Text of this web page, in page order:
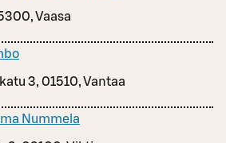
Vaasa
3, 01510, Vantaa
Nummela